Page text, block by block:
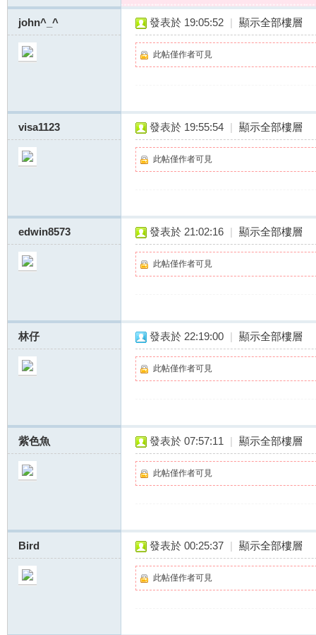
john^_^ 發表於 19:05:52 | 顯示全部樓層
此帖僅作者可見
visa1123 發表於 19:55:54 | 顯示全部樓層
此帖僅作者可見
edwin8573 發表於 21:02:16 | 顯示全部樓層
此帖僅作者可見
林仔 發表於 22:19:00 | 顯示全部樓層
此帖僅作者可見
紫色魚 發表於 07:57:11 | 顯示全部樓層
此帖僅作者可見
Bird 發表於 00:25:37 | 顯示全部樓層
此帖僅作者可見